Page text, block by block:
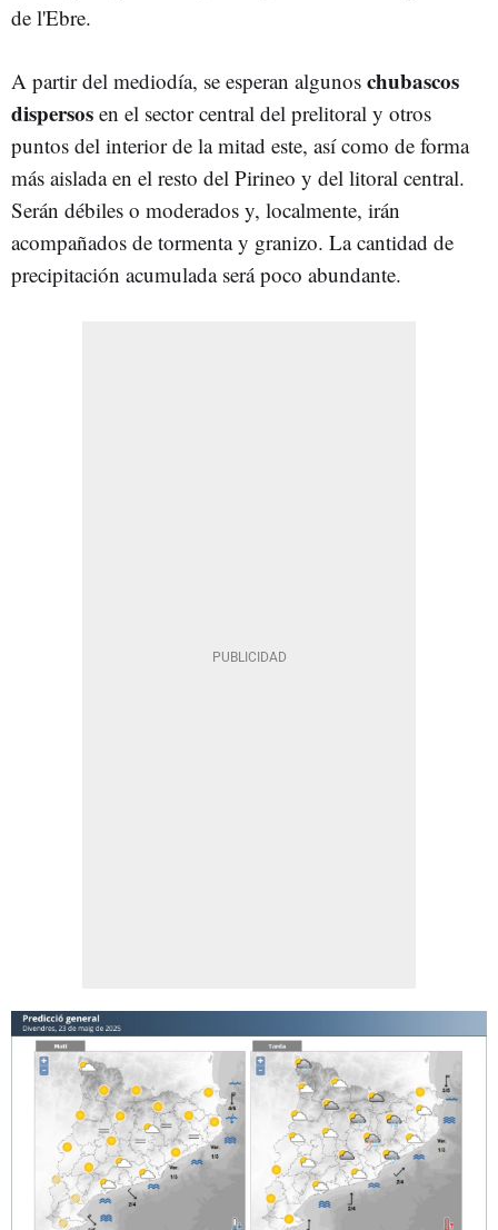
de l'Ebre.
A partir del mediodía, se esperan algunos chubascos
dispersos en el sector central del prelitoral y otros
puntos del interior de la mitad este, así como de forma
más aislada en el resto del Pirineo y del litoral central.
Serán débiles o moderados y, localmente, irán
acompañados de tormenta y granizo. La cantidad de
precipitación acumulada será poco abundante.